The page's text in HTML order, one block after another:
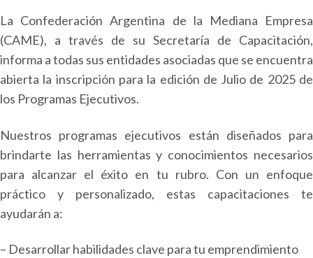
La Confederación Argentina de la Mediana Empresa
(CAME), a través de su Secretaría de Capacitación,
informa a todas sus entidades asociadas que se encuentra
abierta la inscripción para la edición de Julio de 2025 de
los Programas Ejecutivos.
Nuestros programas ejecutivos están diseñados para
brindarte las herramientas y conocimientos necesarios
para alcanzar el éxito en tu rubro. Con un enfoque
práctico y personalizado, estas capacitaciones te
ayudarán a:
– Desarrollar habilidades clave para tu emprendimiento